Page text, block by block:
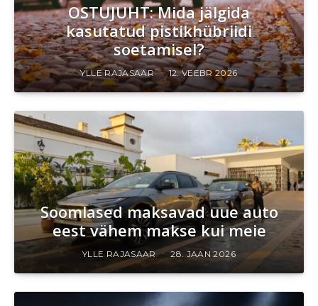
OSTUJUHT: Mida jälgida
kasutatud pistikhübriidi
soetamisel?
YLLE RAJASAAR 12. VEEBR 2026
Soomlased maksavad uue auto
eest vähem makse kui meie
YLLE RAJASAAR 28. JAAN 2026